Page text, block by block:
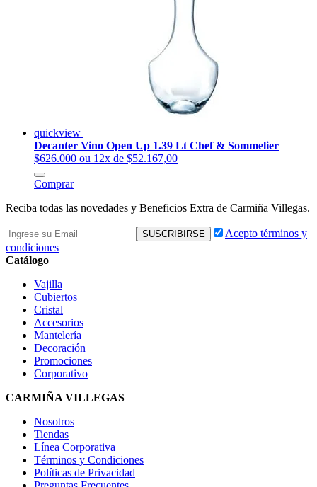
quickview
Decanter Vino Open Up 1.39 Lt Chef & Sommelier
$626.000 ou 12x de $52.167,00
Comprar
Reciba todas las novedades y Beneficios Extra de Carmiña Villegas.
Acepto términos y
condiciones
Catálogo
Vajilla
Cubiertos
Cristal
Accesorios
Mantelería
Decoración
Promociones
Corporativo
CARMIÑA VILLEGAS
Nosotros
Tiendas
Línea Corporativa
Términos y Condiciones
Políticas de Privacidad